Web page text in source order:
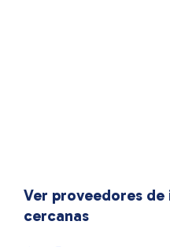
Ver proveedores
cercanas